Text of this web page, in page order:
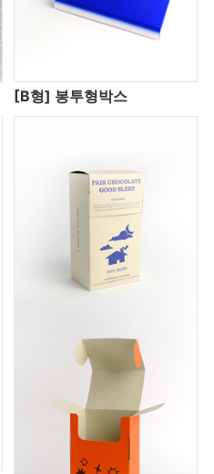
[B형] 봉투형박스